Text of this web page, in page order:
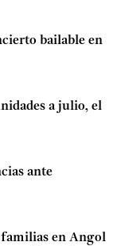
bailable en
a julio, el
ante
en Angol